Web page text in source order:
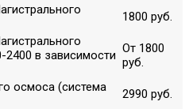
1800 руб.
2400 в зависимости От 1800
руб.
осмоса (система
2990 руб.